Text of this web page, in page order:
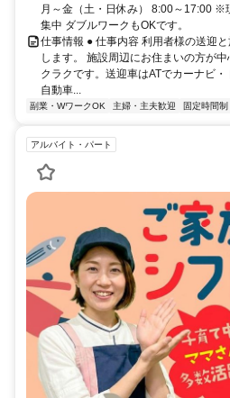
月～金（土・日休み） 8:00～17:00 ※
集中 ダブルワークもOKです。
仕事情報 ● 仕事内容 利用者様の送迎
します。 施設周辺にお住まいの方が
クラクです。送迎車はATでカーナビ
自動車...
副業・WワークOK 主婦・主夫歓迎 固定時間制
アルバイト・パート